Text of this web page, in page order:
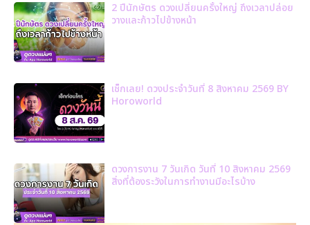
2 ปีนักษัตร ดวงเปลี่ยนครั้งใหญ่ ถึงเวลาปล่อย
วางและก้าวไปข้างหน้า
เช็กเลย! ดวงประจำวันที่ 8 สิงหาคม 2569 BY
Horoworld
ดวงการงาน 7 วันเกิด วันที่ 10 สิงหาคม 2569
สิ่งที่ต้องระวังในการทำงานมีอะไรบ้าง